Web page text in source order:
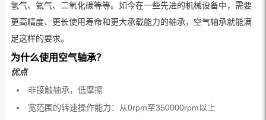
氢气、氦气、二氧化碳等等。如今在一些先进的机械设备中，需要
更高精度、更长使用寿命和更大承载能力的轴承，空气轴承就能满
足这样的要求。
为什么使用空气轴承？
优点
非接触轴承，低摩擦
宽范围的转速操作能力：从0rpm至350000rpm以上